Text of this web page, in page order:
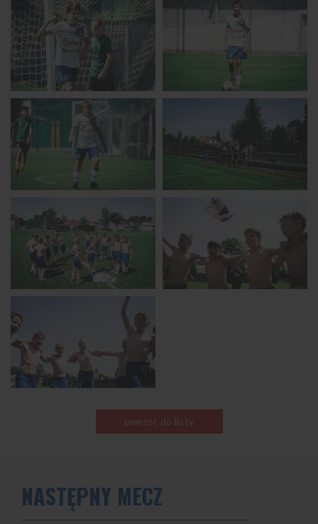
powrót do listy
NASTĘPNY MECZ